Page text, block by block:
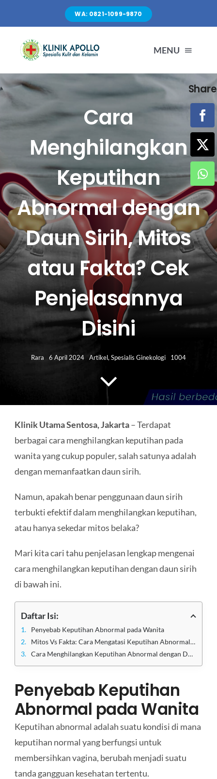
content
WA: 0821-1099-9870
MENU
TENTANG KAMI
LAYANAN
FASILITAS
ARTIKEL
HUBUNGI KAMI
Search
for:
Cara
Menghilangkan
Keputihan
Abnormal dengan
Daun Sirih, Mitos
atau Fakta? Cek
Penjelasannya
Disini
Rara 6 April 2024 Artikel,Spesialis Ginekologi 1004
Klinik Utama Sentosa, Jakarta– Terdapat
berbagai cara menghilangkan keputihan pada
wanita yang cukup populer, salah satunya adalah
dengan memanfaatkan daun sirih.
Namun, apakah benar penggunaan daun sirih
terbukti efektif dalam menghilangkan keputihan,
atau hanya sekedar mitos belaka?
Mari kita cari tahu penjelasan lengkap mengenai
cara menghilangkan keputihan dengan daun sirih
di bawah ini.
Daftar Isi:
Penyebab Keputihan Abnormal pada Wanita
Mitos Vs Fakta: Cara Mengatasi Keputihan Abnormal dengan Daun Sirih Efektif?
Cara Menghilangkan Keputihan Abnormal dengan Dokter Terpercaya di Klinik Utama Sentosa
Penyebab Keputihan
Abnormal pada Wanita
Keputihan abnormal adalah suatu kondisi di mana
keputihan normal yang berfungsi untuk
membersihkan vagina, berubah menjadi suatu
tanda gangguan kesehatan tertentu.
Share